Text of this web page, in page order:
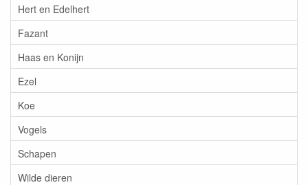
Hert en Edelhert
Fazant
Haas en Konijn
Ezel
Koe
Vogels
Schapen
Wilde dieren